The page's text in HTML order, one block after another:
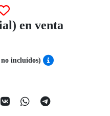
en venta
no incluídos)